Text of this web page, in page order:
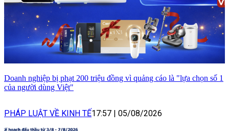
Doanh nghiệp bị phạt 200 triệu đồng vì quảng cáo là "lựa chọn số 1
của người dùng Việt"
PHÁP LUẬT VỀ KINH TẾ17:57 | 05/08/2026